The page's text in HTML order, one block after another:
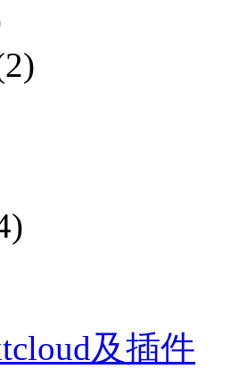
及插件